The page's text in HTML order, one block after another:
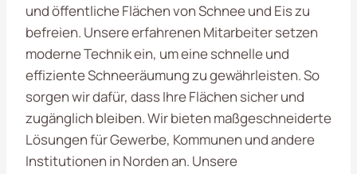
und öffentliche Flächen von Schnee und Eis zu
befreien. Unsere erfahrenen Mitarbeiter setzen
moderne Technik ein, um eine schnelle und
effiziente Schneeräumung zu gewährleisten. So
sorgen wir dafür, dass Ihre Flächen sicher und
zugänglich bleiben. Wir bieten maßgeschneiderte
Lösungen für Gewerbe, Kommunen und andere
Institutionen in Norden an. Unsere